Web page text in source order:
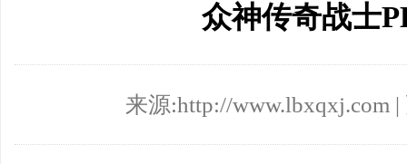
众神传奇战士
来源:http://www.lbxqxj.com